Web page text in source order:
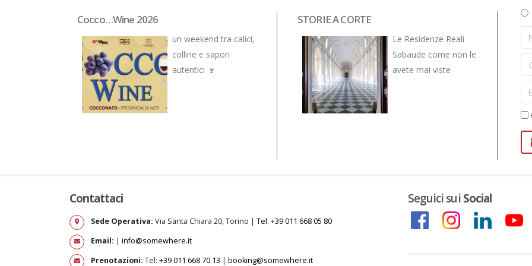
Cocco…Wine 2026
un weekend tra calici,
colline e sapori
autentici 🍷
STORIE A CORTE
Le Residenze Reali
Sabaude come non le
avete mai viste
VIVE...
Contattaci
Sede Operativa: Via Santa Chiara 20, Torino | Tel. +39 011 668 05 80
Email: | info@somewhere.it
Prenotazioni: Tel: +39 011 668 70 13 | booking@somewhere.it
Seguici suiSocial